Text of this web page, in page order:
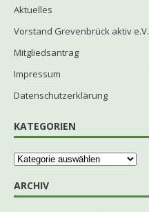
Aktuelles
Vorstand Grevenbrück aktiv e.V.
Mitgliedsantrag
Impressum
Datenschutzerklärung
KATEGORIEN
ARCHIV